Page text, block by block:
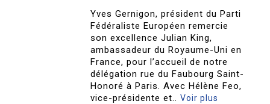
Yves Gernigon, président du Parti
Fédéraliste Européen remercie
son excellence Julian King,
ambassadeur du Royaume-Uni en
France, pour l’accueil de notre
délégation rue du Faubourg Saint-
Honoré à Paris. Avec Hélène Feo,
vice-présidente et..Voir plus